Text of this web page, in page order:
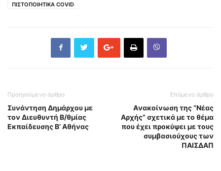
ΠΙΣΤΟΠΟΙΗΤΙΚΑ COVID
Προηγούμενο άρθρο
Συνάντηση Δημάρχου με
τον Διευθυντή Β/θμίας
Εκπαίδευσης Β’ Αθήνας
Επόμενο άρθρο
Aνακοίνωση της “Νέας
Αρχής” σχετικά με το θέμα
που έχει προκύψει με τους
συμβασιούχους των
ΠΑΙΣΔΑΠ